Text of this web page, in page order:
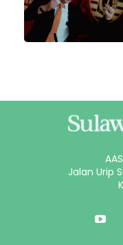
Jalan Urip